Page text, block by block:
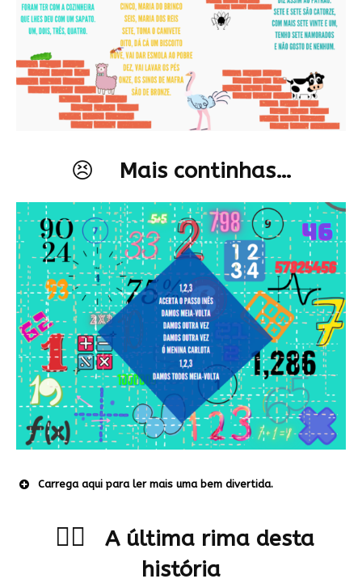
😣 Mais continhas…
Carrega aqui para ler mais uma bem divertida.
🤹‍♀️
A última rima desta
história